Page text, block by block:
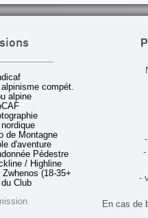
compét.
alpine
de Montagne
d'aventure
Pédestre
/ Highline
(18-35+ ans)
Club
-
-
En cas de